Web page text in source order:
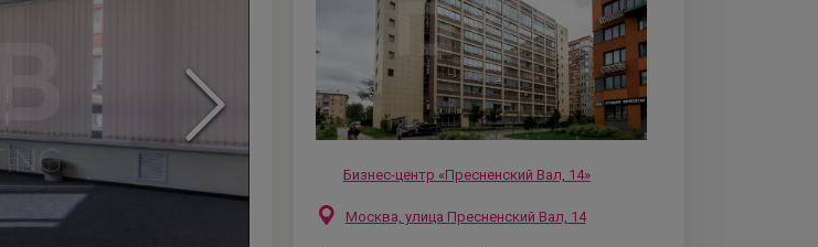
Бизнес-центр «Пресненский Вал, 14»
Москва, улица Пресненский Вал, 14